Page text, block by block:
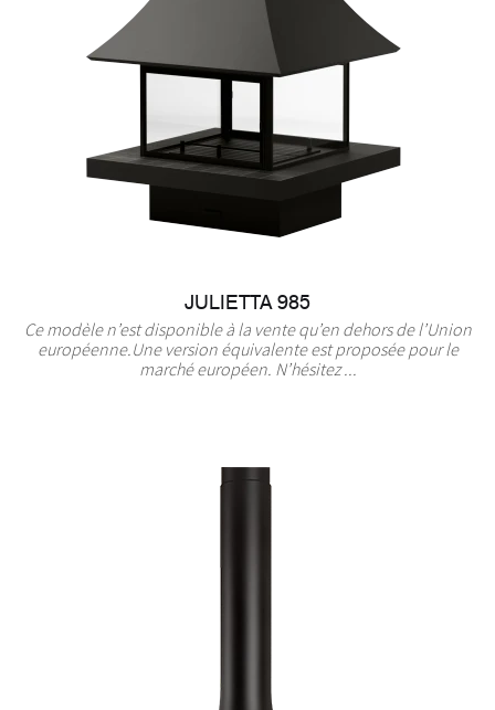
JULIETTA 985
Ce modèle n’est disponible à la vente qu’en dehors de l’Union
européenne.Une version équivalente est proposée pour le
marché européen. N’hésitez ...